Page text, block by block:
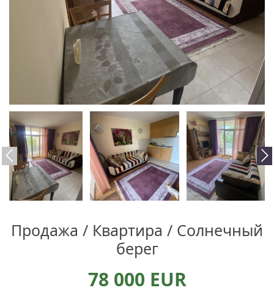
Продажа / Квартира / Солнечный
берег
78 000 EUR